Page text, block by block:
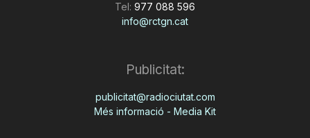
Tel: 977 088 596
info@rctgn.cat
Publicitat:
publicitat@radiociutat.com
Més informació - Media Kit